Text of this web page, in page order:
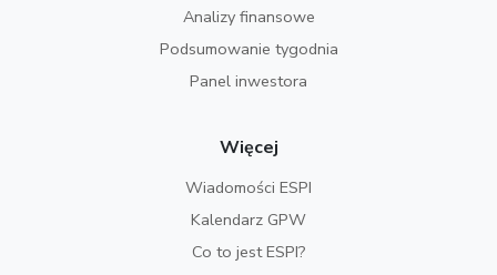
Analizy finansowe
Podsumowanie tygodnia
Panel inwestora
Więcej
Wiadomości ESPI
Kalendarz GPW
Co to jest ESPI?